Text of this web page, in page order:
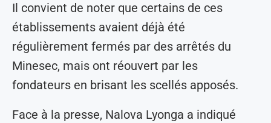
Il convient de noter que certains de ces
établissements avaient déjà été
régulièrement fermés par des arrêtés du
Minesec, mais ont réouvert par les
fondateurs en brisant les scellés apposés.
Face à la presse, Nalova Lyonga a indiqué